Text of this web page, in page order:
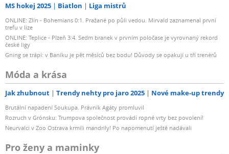
MS hokej 2025 Biatlon Liga mistrů
ONLINE: Zlín - Bohemians 0:1. Pražané po půli vedou. Mirvald zaznamenal první
trefu v lize
ONLINE: Teplice - Plzeň 3:4. Sedm branek v prvním poločase je vyrovnaný rekord
české ligy
Gning se trápí: v Baníku je pět měsíců bez bodu! Důvody se opakují u tří trenérů
Móda a krása
Jak zhubnout Trendy nehty pro jaro 2025 Nové make-up trendy
Brutální napadení Soukupa. Právník Agáty promluvil
Rozruch v Grónsku: Trumpova společnost provádí ropné vrty bez povolení!
Neurvalci v Zoo Ostrava krmili mandrily! Po napomenutí ještě nadávali
Pro ženy a maminky